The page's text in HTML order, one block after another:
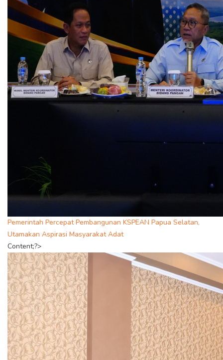
Pemerintah Percepat Pembangunan KSPEAN Papua Selatan,
Utamakan Aspirasi Masyarakat Adat
Content;?>